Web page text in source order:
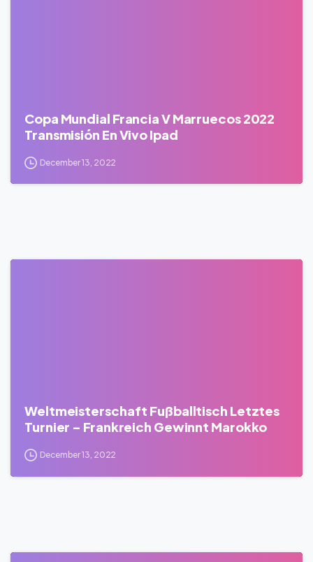
Copa Mundial Francia V Marruecos 2022
Transmisión En Vivo Ipad
December 13, 2022
Weltmeisterschaft Fußballtisch Letztes
Turnier – Frankreich Gewinnt Marokko
December 13, 2022